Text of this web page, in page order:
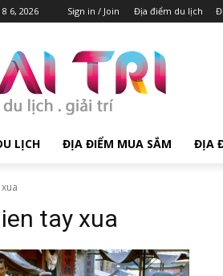
6, 2026 Sign in / Join Địa điểm du lịch
LỊCH ĐỊA ĐIỂM MUA SẮM ĐỊA
tay xua